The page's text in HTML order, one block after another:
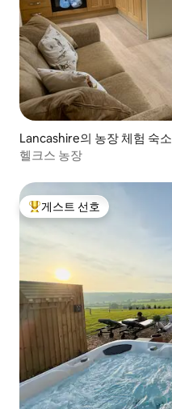
Lancashire의 농장 체험 숙소
헬크스 농장
상위 게스트 선호
게스트 선호